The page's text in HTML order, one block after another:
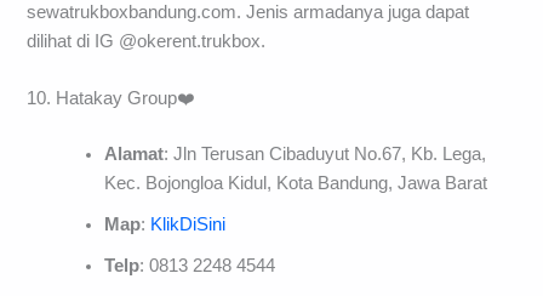
sewatrukboxbandung.com. Jenis armadanya juga dapat
dilihat di IG @okerent.trukbox.
10. Hatakay Group❤️
Alamat: Jln Terusan Cibaduyut No.67, Kb. Lega,
Kec. Bojongloa Kidul, Kota Bandung, Jawa Barat
Map: KlikDiSini
Telp: 0813 2248 4544